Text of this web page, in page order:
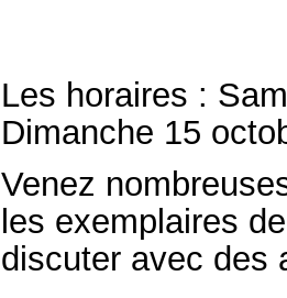
Les horaires :
Dimanche 15
Venez
les exemplaires
discuter avec des